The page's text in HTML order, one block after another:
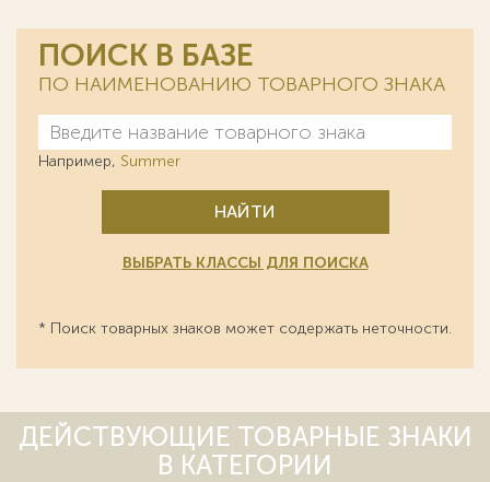
ПОИСК В БАЗЕ
ПО НАИМЕНОВАНИЮ ТОВАРНОГО ЗНАКА
Например, Summer
НАЙТИ
ВЫБРАТЬ КЛАССЫ ДЛЯ ПОИСКА
* Поиск товарных знаков может содержать неточности.
ДЕЙСТВУЮЩИЕ ТОВАРНЫЕ ЗНАКИ
В КАТЕГОРИИ